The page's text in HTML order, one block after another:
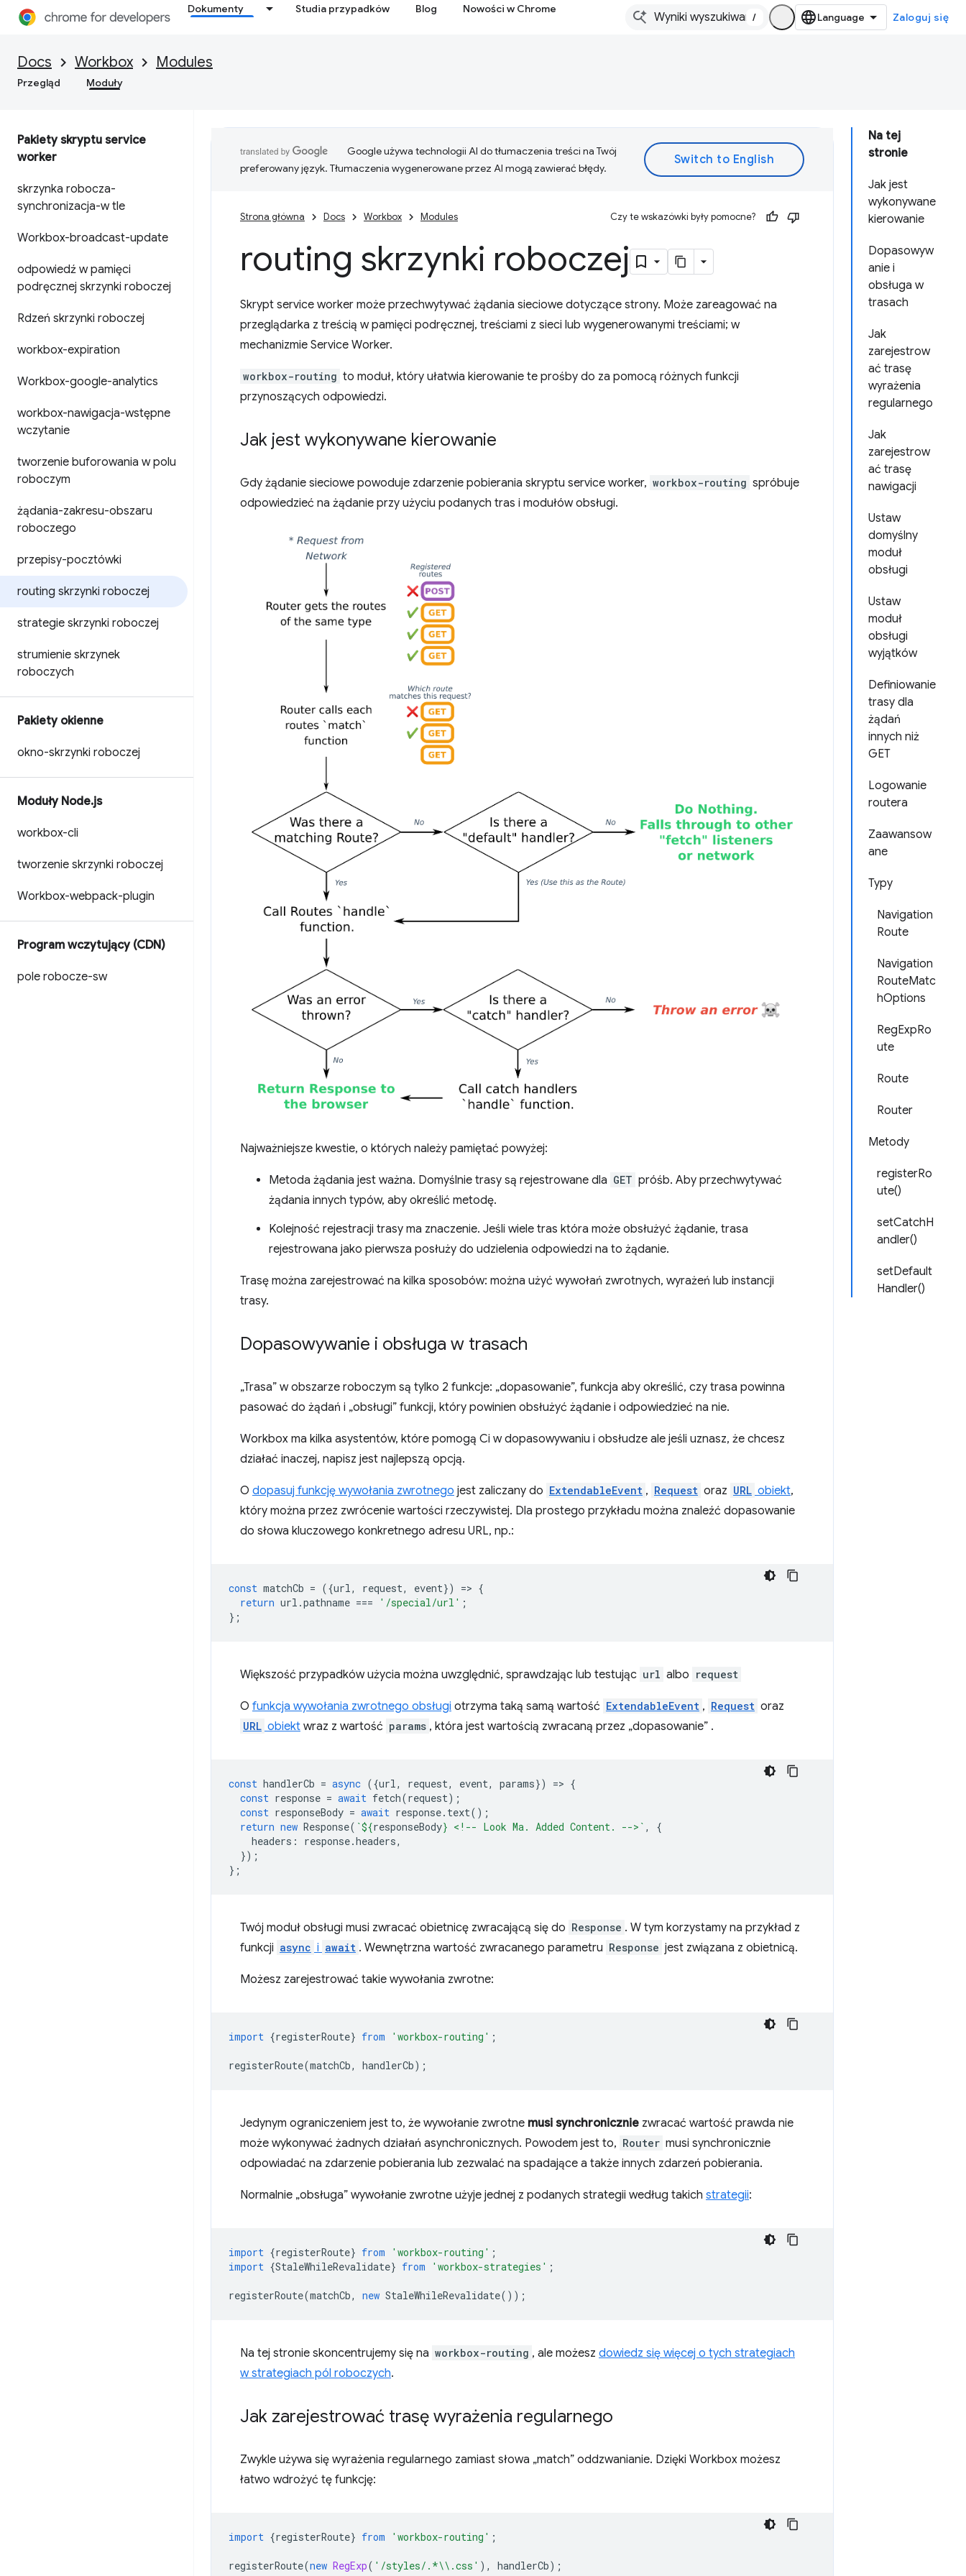
Dokumenty Studia przypadków Blog Nowości w Chrome
/ Zaloguj się
Docs Workbox Modules
Przegląd Moduły
Pakiety skryptu service
worker
skrzynka robocza-
synchronizacja-w tle
Workbox-broadcast-update
odpowiedź w pamięci
podręcznej skrzynki roboczej
Rdzeń skrzynki roboczej
workbox-expiration
Workbox-google-analytics
workbox-nawigacja-wstępne
wczytanie
tworzenie buforowania w polu
roboczym
żądania-zakresu-obszaru
roboczego
przepisy-pocztówki
routing skrzynki roboczej
strategie skrzynki roboczej
strumienie skrzynek
roboczych
Pakiety okienne
okno-skrzynki roboczej
Moduły Node.js
workbox-cli
tworzenie skrzynki roboczej
Workbox-webpack-plugin
Program wczytujący (CDN)
pole robocze-sw
Na tej
stronie
Jak jest
wykonywane
kierowanie
Dopasowyw
anie i
obsługa w
trasach
Jak
zarejestrow
ać trasę
wyrażenia
regularnego
Jak
zarejestrow
ać trasę
nawigacji
Ustaw
domyślny
moduł
obsługi
Ustaw
moduł
obsługi
wyjątków
Definiowanie
trasy dla
żądań
innych niż
GET
Logowanie
routera
Zaawansow
ane
Typy
Navigation
Route
Navigation
RouteMatc
hOptions
RegExpRo
ute
Route
Router
Metody
registerRo
ute()
setCatchH
andler()
setDefault
Handler()
Google używa technologii AI do tłumaczenia treści na Twój
preferowany język. Tłumaczenia wygenerowane przez AI mogą zawierać błędy.
Strona główna Docs Workbox Modules Czy te wskazówki były pomocne?
routing skrzynki roboczej
Skrypt service worker może przechwytywać żądania sieciowe dotyczące strony. Może zareagować na
przeglądarka z treścią w pamięci podręcznej, treściami z sieci lub wygenerowanymi treściami; w
mechanizmie Service Worker.
workbox-routing to moduł, który ułatwia kierowanie te prośby do za pomocą różnych funkcji
przynoszących odpowiedzi.
Jak jest wykonywane kierowanie
Gdy żądanie sieciowe powoduje zdarzenie pobierania skryptu service worker, workbox-routing spróbuje
odpowiedzieć na żądanie przy użyciu podanych tras i modułów obsługi.
Najważniejsze kwestie, o których należy pamiętać powyżej:
Metoda żądania jest ważna. Domyślnie trasy są rejestrowane dla GET próśb. Aby przechwytywać
żądania innych typów, aby określić metodę.
Kolejność rejestracji trasy ma znaczenie. Jeśli wiele tras która może obsłużyć żądanie, trasa
rejestrowana jako pierwsza posłuży do udzielenia odpowiedzi na to żądanie.
Trasę można zarejestrować na kilka sposobów: można użyć wywołań zwrotnych, wyrażeń lub instancji
trasy.
Dopasowywanie i obsługa w trasach
„Trasa” w obszarze roboczym są tylko 2 funkcje: „dopasowanie”, funkcja aby określić, czy trasa powinna
pasować do żądań i „obsługi” funkcji, który powinien obsłużyć żądanie i odpowiedzieć na nie.
Workbox ma kilka asystentów, które pomogą Ci w dopasowywaniu i obsłudze ale jeśli uznasz, że chcesz
działać inaczej, napisz jest najlepszą opcją.
O dopasuj funkcję wywołania zwrotnego jest zaliczany do ExtendableEvent , Request oraz URL obiekt,
który można przez zwrócenie wartości rzeczywistej. Dla prostego przykładu można znaleźć dopasowanie
do słowa kluczowego konkretnego adresu URL, np.:
const matchCb = ({url, request, event}) => {
return url .pathname === '/special/url' ;
};
Większość przypadków użycia można uwzględnić, sprawdzając lub testując url albo request
O funkcja wywołania zwrotnego obsługi otrzyma taką samą wartość ExtendableEvent , Request oraz
URL obiekt wraz z wartość params , która jest wartością zwracaną przez „dopasowanie” .
const handlerCb = async ({url, request, event, params}) => {
const response = await fetch(request);
const responseBody = await response. text();
return new Response( `${responseBody} <!-- Look Ma. Added Content. -->` ,
{
headers : response.headers,
});
};
Twój moduł obsługi musi zwracać obietnicę zwracającą się do Response . W tym korzystamy na przykład z
funkcji async i await . Wewnętrzna wartość zwracanego parametru Response jest związana z obietnicą.
Możesz zarejestrować takie wywołania zwrotne:
import {registerRoute} from 'workbox-routing' ;
registerRoute(matchCb, handlerCb);
Jedynym ograniczeniem jest to, że wywołanie zwrotne musi synchronicznie zwracać wartość prawda nie
może wykonywać żadnych działań asynchronicznych. Powodem jest to, Router musi synchronicznie
odpowiadać na zdarzenie pobierania lub zezwalać na spadające a także innych zdarzeń pobierania.
Normalnie „obsługa” wywołanie zwrotne użyje jednej z podanych strategii według takich strategii:
import {registerRoute} from 'workbox-routing' ;
import {StaleWhileRevalidate} from 'workbox-strategies' ;
registerRoute(matchCb, new StaleWhileRevalidate());
Na tej stronie skoncentrujemy się na workbox-routing , ale możesz dowiedz się więcej o tych strategiach
w strategiach pól roboczych.
Jak zarejestrować trasę wyrażenia regularnego
Zwykle używa się wyrażenia regularnego zamiast słowa „match” oddzwanianie. Dzięki Workbox możesz
łatwo wdrożyć tę funkcję:
import {registerRoute} from 'workbox-routing' ;
registerRoute(new RegExp( '/styles/.*\\.css' ), handlerCb);